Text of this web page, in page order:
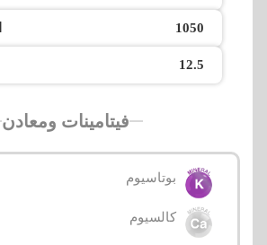
1050
12.5
فيتامينات ومعادن
بوتاسيوم
كالسيوم